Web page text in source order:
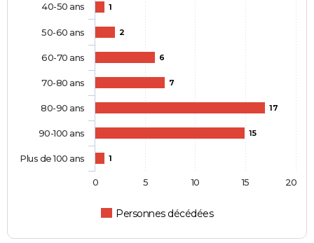
1
2
6
7
17
15
1
Personnes décédées
40-50 ans
50-60 ans
60-70 ans
70-80 ans
80-90 ans
90-100 ans
Plus de 100 ans
0 5 10 15 20